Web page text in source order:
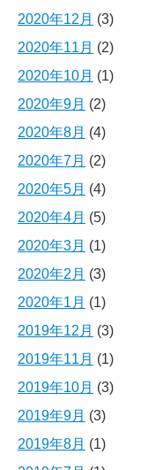
2020年12月 (3)
2020年11月 (2)
2020年10月 (1)
2020年9月 (2)
2020年8月 (4)
2020年7月 (2)
2020年5月 (4)
2020年4月 (5)
2020年3月 (1)
2020年2月 (3)
2020年1月 (1)
2019年12月 (3)
2019年11月 (1)
2019年10月 (3)
2019年9月 (3)
2019年8月 (1)